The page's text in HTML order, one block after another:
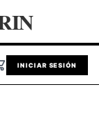
INICIAR SESIÓN